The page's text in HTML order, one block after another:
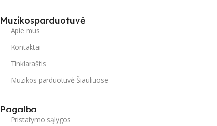
Muzikosparduotuvė
Apie mus
Kontaktai
Tinklaraštis
Muzikos parduotuvė Šiauliuose
Pagalba
Pristatymo sąlygos